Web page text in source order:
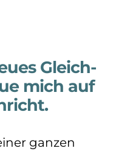
Gleich-
mich auf
ganzen